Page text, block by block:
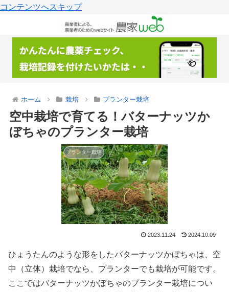
コンテンツへスキップ
ホーム 栽培 プランター栽培
空中栽培で育てる！バターナッツか
ぼちゃのプランター栽培
プランター栽培
2023.11.24 2024.10.09
ひょうたんのような形をしたバターナッツかぼちゃは、空
中（立体）栽培でなら、プランターでも栽培が可能です。
ここではバターナッツかぼちゃのプランター栽培につい